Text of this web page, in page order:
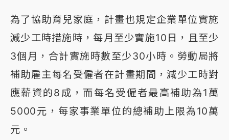
為了協助育兒家庭，計畫也規定企業單位實施
減少工時措施時，每月至少實施10日，且至少
3個月，合計實施時數至少30小時。勞動局將
補助雇主每名受僱者在計畫期間，減少工時對
應薪資的8成，而每名受僱者最高補助為1萬
5000元，每家事業單位的總補助上限為10萬
元。